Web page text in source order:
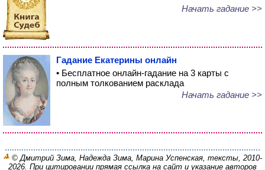
Начать гадание >>
Гадание Екатерины онлайн
• Бесплатное онлайн-гадание на 3 карты с
полным толкованием расклада
Начать гадание >>
© Дмитрий Зима, Надежда Зима, Марина Успенская, тексты, 2010-
2026. При цитировании прямая ссылка на сайт и указание авторов